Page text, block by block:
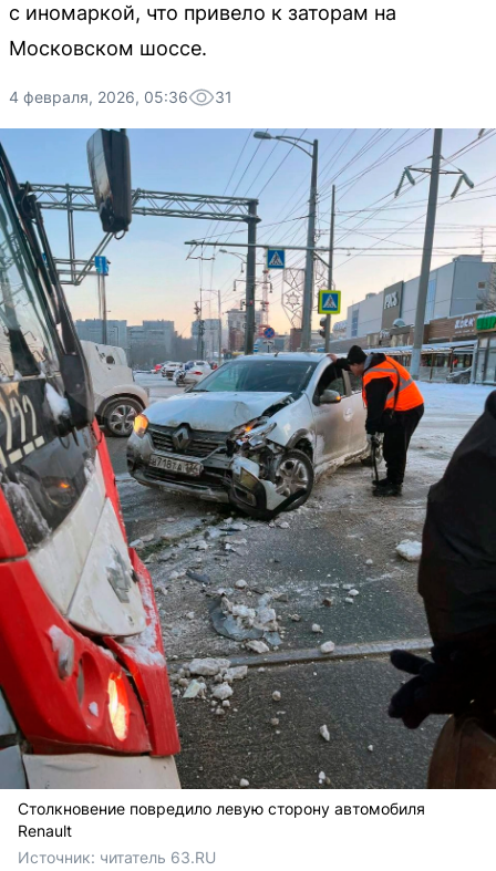
с иномаркой, что привело к заторам на
Московском шоссе.
4 февраля, 2026, 05:36 31
Столкновение повредило левую сторону автомобиля
Renault
Источник: читатель 63.RU